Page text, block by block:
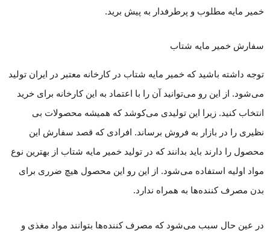
خمیر مایه مطلوب و پرطرفدار به پیش برید.
سفارش خمیر مایه شتاب
توجه داشته باشید که خمیر مایه شتاب در کارخانه معتبر در ایران تولید
می‌شود. از این رو می‌توانید آن را با اعتماد به این کارخانه برای خرید
انتخاب کنید. زیرا این تولیدی می‌کوشد که همیشه محصولات بی
نظیری را در بازار به فروش برساند. افرادی که قصد سفارش این
محصول را دارند باید بدانند که در تولید خمیر مایه شتاب از بهترین نوع
مواد اولیه استفاده می‌شود. از این رو این محصول هیچ ضرری برای
بدن مصرف کننده‌ها به همراه ندارد.
در عین حال سبب می‌شود که مصرف کننده‌ها بتوانند مواد مغذی و